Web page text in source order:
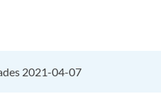
2021-04-07